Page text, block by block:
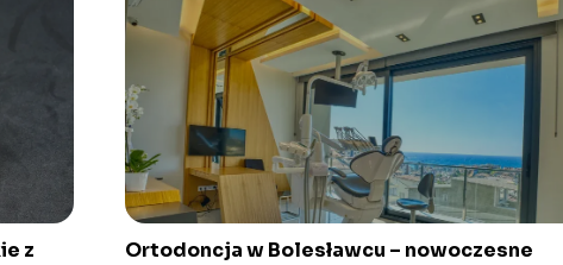
z
Ortodoncja w Bolesławcu – nowoczesne